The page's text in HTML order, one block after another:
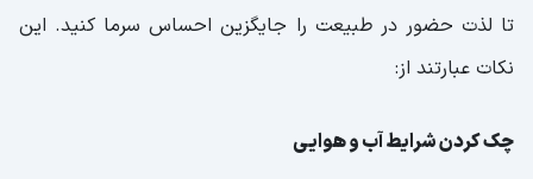
تا لذت حضور در طبیعت را جایگزین احساس سرما کنید. این
نکات عبارتند از:
چک کردن شرایط آب و هوایی